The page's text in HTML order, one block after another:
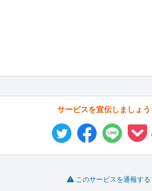
サービスを宣伝しましょう
このサービスを通報する